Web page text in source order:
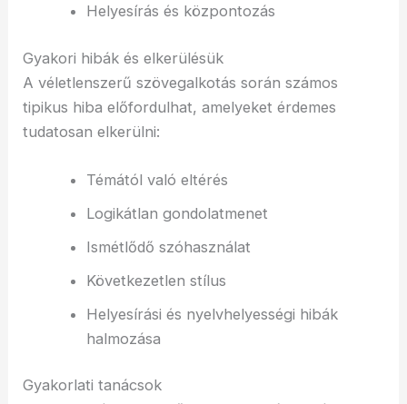
Helyesírás és központozás
Gyakori hibák és elkerülésük
A véletlenszerű szövegalkotás során számos
tipikus hiba előfordulhat, amelyeket érdemes
tudatosan elkerülni:
Témától való eltérés
Logikátlan gondolatmenet
Ismétlődő szóhasználat
Következetlen stílus
Helyesírási és nyelvhelyességi hibák
halmozása
Gyakorlati tanácsok